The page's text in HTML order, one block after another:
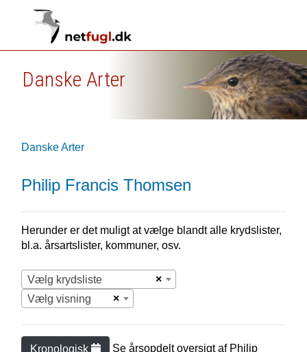
Danske Arter
Danske Arter
Philip Francis Thomsen
Herunder er det muligt at vælge blandt alle krydslister,
bl.a. årsartslister, kommuner, osv.
×
Vælg krydsliste
×
Vælg visning
Kronologisk Se årsopdelt oversigt af Philip